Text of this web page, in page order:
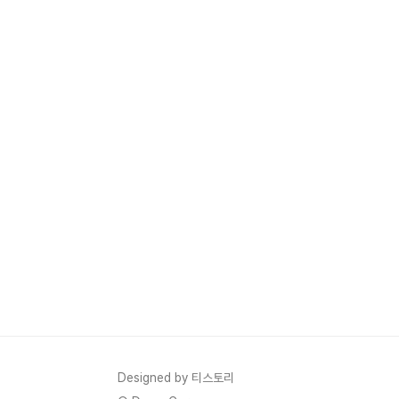
Designed by 티스토리